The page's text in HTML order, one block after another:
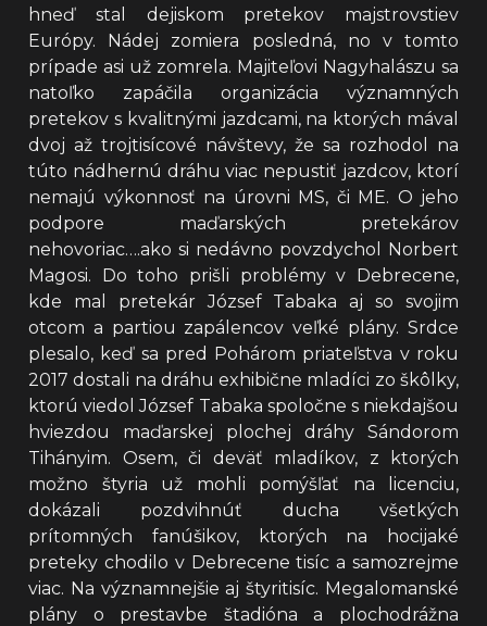
hneď stal dejiskom pretekov majstrovstiev
Európy. Nádej zomiera posledná, no v tomto
prípade asi už zomrela. Majiteľovi Nagyhalászu sa
natoľko zapáčila organizácia významných
pretekov s kvalitnými jazdcami, na ktorých mával
dvoj až trojtisícové návštevy, že sa rozhodol na
túto nádhernú dráhu viac nepustiť jazdcov, ktorí
nemajú výkonnosť na úrovni MS, či ME. O jeho
podpore maďarských pretekárov
nehovoriac….ako si nedávno povzdychol Norbert
Magosi. Do toho prišli problémy v Debrecene,
kde mal pretekár József Tabaka aj so svojim
otcom a partiou zapálencov veľké plány. Srdce
plesalo, keď sa pred Pohárom priateľstva v roku
2017 dostali na dráhu exhibične mladíci zo škôlky,
ktorú viedol József Tabaka spoločne s niekdajšou
hviezdou maďarskej plochej dráhy Sándorom
Tihányim. Osem, či deväť mladíkov, z ktorých
možno štyria už mohli pomýšľať na licenciu,
dokázali pozdvihnúť ducha všetkých
prítomných fanúšikov, ktorých na hocijaké
preteky chodilo v Debrecene tisíc a samozrejme
viac. Na významnejšie aj štyritisíc. Megalomanské
plány o prestavbe štadióna a plochodrážna